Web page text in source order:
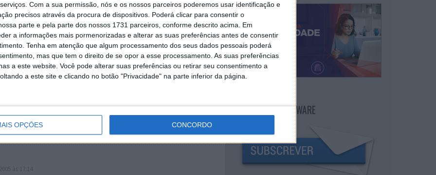
Com a sua permissão, nós e os nossos parceiros poderemos usar identificação e
precisos através da procura de dispositivos. Poderá clicar para consentir o
parte e pela parte dos nossos 1731 parceiros, conforme descrito acima. Em
a informações mais pormenorizadas e alterar as suas preferências antes de consentir
Tenha em atenção que algum processamento dos seus dados pessoais poderá
mas que tem o direito de se opor a esse processamento. As suas preferências
a este website. Você pode alterar suas preferências ou retirar seu consentimento a
a este site e clicando no botão "Privacidade" na parte inferior da página.
OPÇÕES CONCORDO
mail algum.
17:00
NEWSLETTER PPLWARE